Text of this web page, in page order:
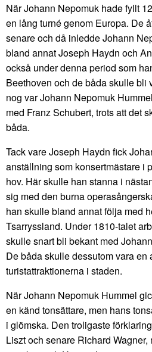
När Johann Nepomuk hade fyllt
en lång turné genom Europa. De
senare och då inledde Johann
bland annat Joseph Haydn och
också under denna period som
Beethoven och de båda skulle bli
nog var Johann Nepomuk
med Franz Schubert, trots att det
båda.
Tack vare Joseph Haydn fick
anställning som konsertmästare i
hov. Här skulle han stanna i
sig med den burna
han skulle bland annat följa med
Tsarryssland. Under 1810-talet
skulle snart bli bekant med
De båda skulle dessutom vara en
turistattraktionerna i staden.
När Johann Nepomuk Hummel
en känd tonsättare, men hans
i glömska. Den troligaste
Liszt och senare Richard